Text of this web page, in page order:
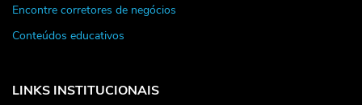
Encontre corretores de negócios
Conteúdos educativos
LINKS INSTITUCIONAIS